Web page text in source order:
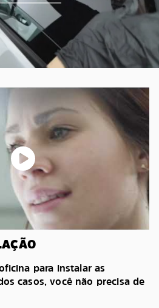
para instalar as
casos, você não precisa de